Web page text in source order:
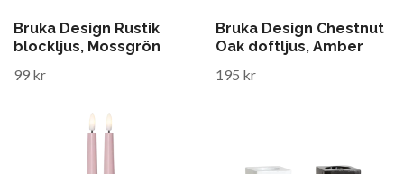
Bruka Design Rustik
blockljus, Mossgrön
99 kr
Bruka Design Chestnut
Oak doftljus, Amber
195 kr